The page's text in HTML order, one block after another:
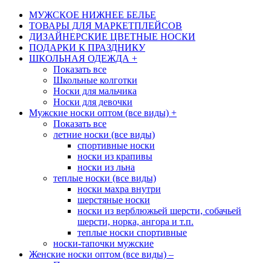
МУЖСКОЕ НИЖНЕЕ БЕЛЬЕ
ТОВАРЫ ДЛЯ МАРКЕТПЛЕЙСОВ
ДИЗАЙНЕРСКИЕ ЦВЕТНЫЕ НОСКИ
ПОДАРКИ К ПРАЗДНИКУ
ШКОЛЬНАЯ ОДЕЖДА +
Показать все
Школьные колготки
Носки для мальчика
Носки для девочки
Мужские носки оптом (все виды) +
Показать все
летние носки (все виды)
спортивные носки
носки из крапивы
носки из льна
теплые носки (все виды)
носки махра внутри
шерстяные носки
носки из верблюжьей шерсти, собачьей
шерсти, норка, ангора и т.п.
теплые носки спортивные
носки-тапочки мужские
Женские носки оптом (все виды) –